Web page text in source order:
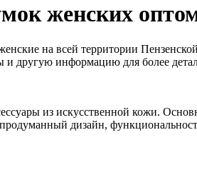
женских
на всей территории
и другую информацию для более
из искусственной кожи.
дизайн,